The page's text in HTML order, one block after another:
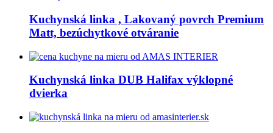
Kuchynská linka , Lakovaný povrch Premium
Matt, bezúchytkové otváranie
Kuchynská linka DUB Halifax výklopné
dvierka